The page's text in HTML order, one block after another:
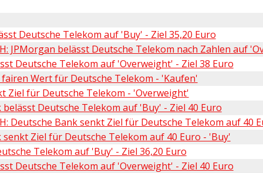
Deutsche Telekom auf 'Buy' - Ziel 35,20 Euro
JPMorgan belässt Deutsche Telekom nach Zahlen auf
Deutsche Telekom auf 'Overweight' - Ziel 38 Euro
Wert für Deutsche Telekom - 'Kaufen'
Ziel für Deutsche Telekom - 'Overweight'
belässt Deutsche Telekom auf 'Buy' - Ziel 40 Euro
Deutsche Bank senkt Ziel für Deutsche Telekom auf 40
senkt Ziel für Deutsche Telekom auf 40 Euro - 'Buy'
Telekom auf 'Buy' - Ziel 36,20 Euro
Deutsche Telekom auf 'Overweight' - Ziel 40 Euro